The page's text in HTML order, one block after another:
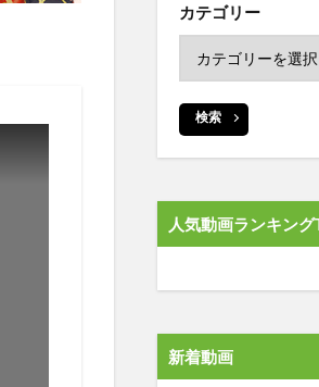
カテゴリー
検索
人気動画ランキン
新着動画